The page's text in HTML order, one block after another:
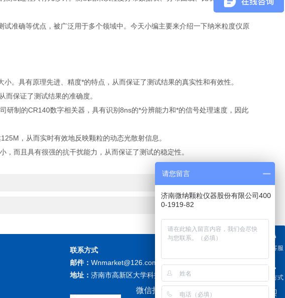
准确等优点，被广泛用于多个领域中。今天小编主要来介绍一下纳米粒度仪原
。具有原理先进、精度*的特点，从而保证了测试结果的真实性和有效性。
保证了测试结果的准确度。
制的CR140数字相关器，具有识别8ns的*分辨能力和*的信号处理速度，因此
，从而实时有效地反映颗粒的动态光散射信息。
而且具有很强的抗干扰能力，从而保证了测试的稳定性。
联系方式
邮件： Wnmarket@126.com
地址： 济南市高新区大学科技园北区F座
微信扫描关注我们
在线客服
联系方式
请您留言
济南微纳颗粒仪器股份有限公司400
0-1919-82